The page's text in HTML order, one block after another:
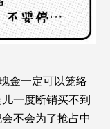
金一定可以笼络
一度断销买不到
不会为了抢占中